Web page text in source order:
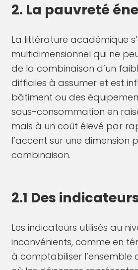
2. La pauvreté
La littérature académique
multidimensionnel qui ne
de la combinaison d’un
difficiles à assumer et est
bâtiment ou des
sous-consommation en
mais à un coût élevé par
l’accent sur une dimension
combinaison.
2.1 Des
Les indicateurs utilisés au
inconvénients, comme en
à comptabiliser l’ensemble